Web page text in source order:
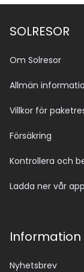
SOLRESOR
Om Solresor
Allmän
Villkor för
Försäkring
Kontrollera och
Ladda ner vår app
Information
Nyhetsbrev